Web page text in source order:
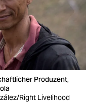
Produzent,
Right Livelihood